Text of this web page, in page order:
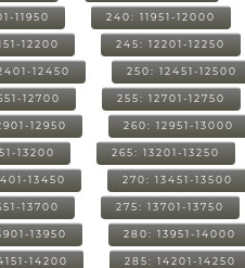
11950 240: 11951-12000
12200 245: 12201-12250
12450 250: 12451-12500
12700 255: 12701-12750
12950 260: 12951-13000
13200 265: 13201-13250
13450 270: 13451-13500
13700 275: 13701-13750
13950 280: 13951-14000
14200 285: 14201-14250